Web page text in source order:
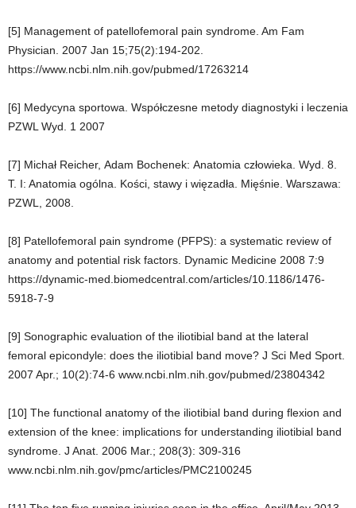
[5] Management of patellofemoral pain syndrome. Am Fam
Physician.
2007 Jan 15;75(2):194-202.
https://www.ncbi.nlm.nih.gov/pubmed/17263214
[6] Medycyna sportowa. Współczesne metody diagnostyki i leczenia
PZWL Wyd. 1 2007
[7] Michał Reicher, Adam Bochenek: Anatomia człowieka. Wyd. 8.
T. I: Anatomia ogólna. Kości, stawy i więzadła. Mięśnie. Warszawa:
PZWL, 2008.
[8] Patellofemoral pain syndrome (PFPS): a systematic review of
anatomy and potential risk factors. Dynamic Medicine 2008 7:9
https://dynamic-med.biomedcentral.com/articles/10.1186/1476-
5918-7-9
[9] Sonographic evaluation of the iliotibial band at the lateral
femoral epicondyle: does the iliotibial band move? J Sci Med Sport.
2007 Apr.; 10(2):74-6 www.ncbi.nlm.nih.gov/pubmed/23804342
[10] The functional anatomy of the iliotibial band during flexion and
extension of the knee: implications for understanding iliotibial band
syndrome. J Anat. 2006 Mar.; 208(3): 309-316
www.ncbi.nlm.nih.gov/pmc/articles/PMC2100245